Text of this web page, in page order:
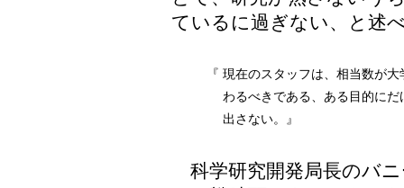
ているに過ぎない、と述
『 現在のスタッフは、相当数が
わるべきである、ある目的に
出さない。』
科学研究開発局長のバ